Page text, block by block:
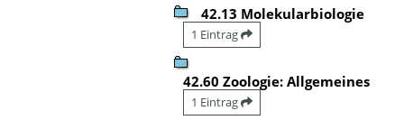
42.13 Molekularbiologie
1 Eintrag
42.60 Zoologie: Allgemeines
1 Eintrag